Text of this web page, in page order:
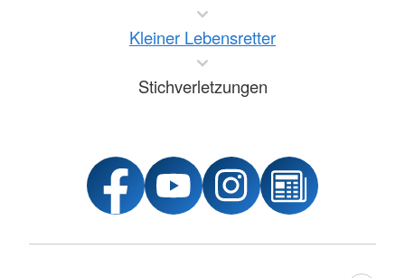
Kleiner Lebensretter
Stichverletzungen